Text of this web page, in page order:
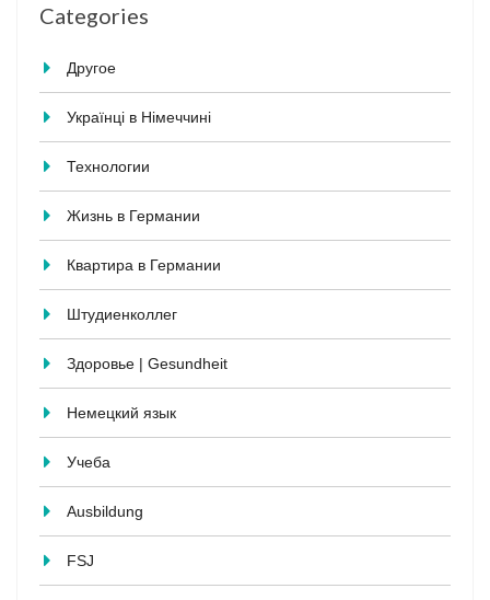
Categories
Другое
Українці в Німеччині
Технологии
Жизнь в Германии
Квартира в Германии
Штудиенколлег
Здоровье | Gesundheit
Немецкий язык
Учеба
Ausbildung
FSJ